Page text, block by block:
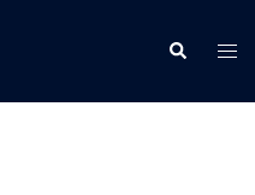
Suche